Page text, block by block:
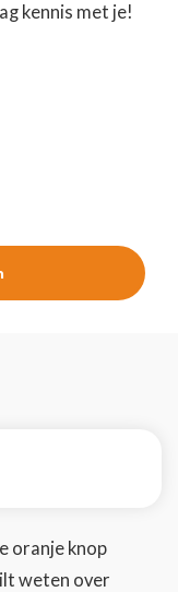
kennis met je!
oranje knop
weten over